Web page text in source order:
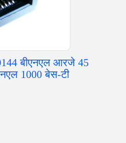
बीएनएल आरजे 45
1000 बेस-टी